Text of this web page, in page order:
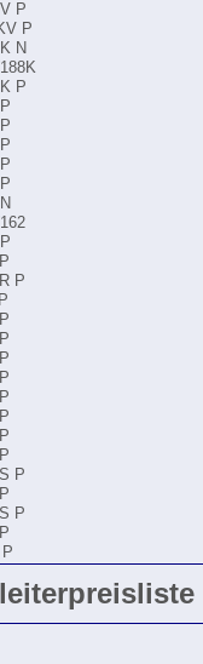
P
P
N
P
P
P
P